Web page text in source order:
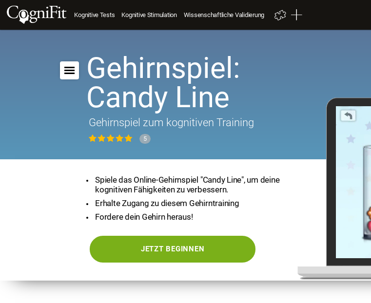
Kognitive Tests Kognitive Stimulation Wissenschaftliche Validierung
Gehirnspiel:
Candy Line
Gehirnspiel zum kognitiven Training
5
Spiele das Online-Gehirnspiel "Candy Line", um deine
kognitiven Fähigkeiten zu verbessern.
Erhalte Zugang zu diesem Gehirntraining
Fordere dein Gehirn heraus!
JETZT BEGINNEN